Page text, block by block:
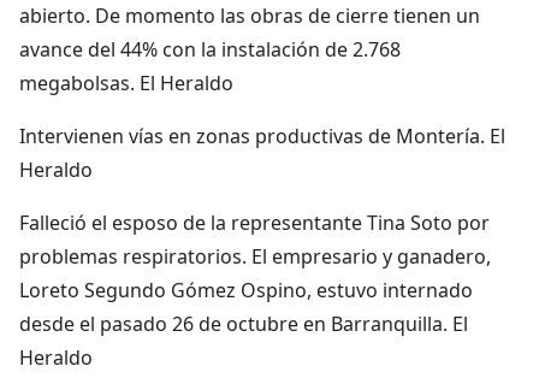
abierto. De momento las obras de cierre tienen un
avance del 44% con la instalación de 2.768
megabolsas. El Heraldo
Intervienen vías en zonas productivas de Montería. El
Heraldo
Falleció el esposo de la representante Tina Soto por
problemas respiratorios. El empresario y ganadero,
Loreto Segundo Gómez Ospino, estuvo internado
desde el pasado 26 de octubre en Barranquilla. El
Heraldo